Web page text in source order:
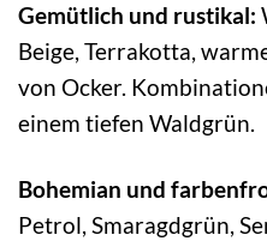
Gemütlich und rustikal:
Beige, Terrakotta,
von Ocker.
einem tiefen Waldgrün.
Bohemian und
Petrol, Smaragdgrün,